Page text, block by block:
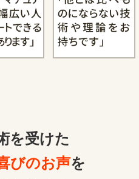
を受けた
びのお声を